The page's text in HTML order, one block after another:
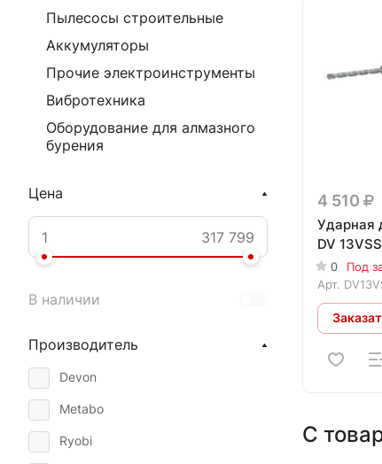
4 510
Ударная
DV 13VSS
0
Под
Арт.
С
Пылесосы строительные
Аккумуляторы
Прочие электроинструменты
Вибротехника
Оборудование для алмазного
бурения
Цена
В наличии
Производитель
Devon
Metabo
Ryobi